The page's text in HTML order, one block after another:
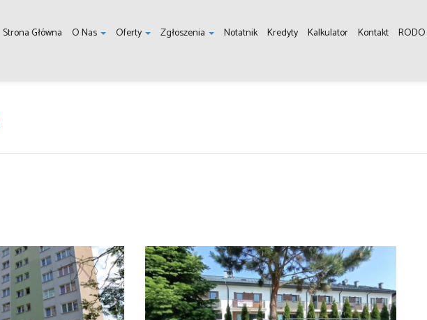
Strona Główna O Nas Oferty Zgłoszenia Notatnik Kredyty Kalkulator Kontakt RODO